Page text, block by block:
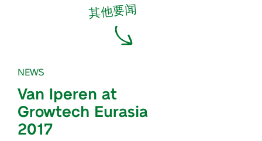
其他要闻
NEWS
Van Iperen at
Growtech Eurasia
2017